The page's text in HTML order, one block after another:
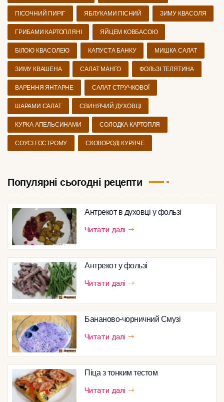
ПІСОЧНИЙ ПИРІГ ЯБЛУКАМИ ПІСНИЙ ЗИМУ КВАСОЛЯ
ГРИБАМИ КАРТОПЛЯНІ ЯЙЦЕМ КОВБАСОЮ
БІЛОЮ КВАСОЛЕЮ КАПУСТА БАНКУ МИШКА САЛАТ
ЗИМУ КВАШЕНА САЛАТ МАНГО ФОЛЬЗІ ТЕЛЯТИНА
ВАРЕННЯ ЯНТАРНЕ САЛАТ СТРУЧКОВОЇ
ШАРАМИ САЛАТ СВИНЯЧИЙ ДУХОВЦІ
КУРКА АПЕЛЬСИНАМИ СОЛОДКА КАРТОПЛЯ
СОУСІ ГОСТРОМУ СКОВОРОДІ КУРЯЧЕ
Популярні сьогодні рецепти
Антрекот в духовці у фользі
Читати далі
Антрекот у фользі
Читати далі
Бананово-чорничний Смузі
Читати далі
Піца з тонким тестом
Читати далі